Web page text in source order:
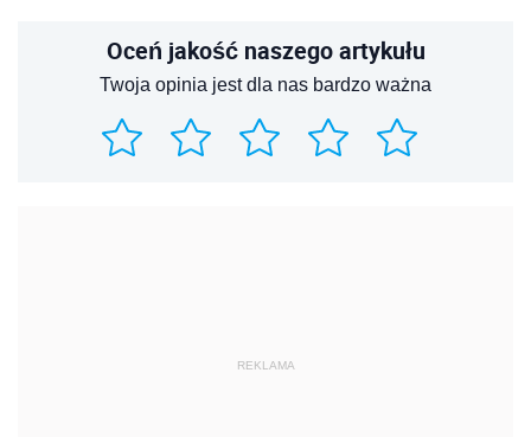
Oceń jakość naszego artykułu
Twoja opinia jest dla nas bardzo ważna
REKLAMA